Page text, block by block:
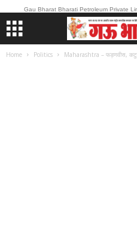
Gau Bharat Bharati Petroleum Private
Home Politics Maharashtra – फड़णवीस,